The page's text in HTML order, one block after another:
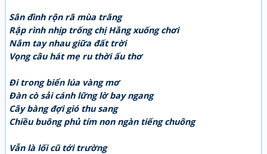
Sân đình rộn rã mùa trăng
Rập rình nhịp trống chị Hằng xuống chơi
Nắm tay nhau giữa đất trời
Vọng câu hát mẹ ru thời ấu thơ
Đi trong biển lúa vàng mơ
Đàn cò sải cánh lững lờ bay ngang
Cây bàng đợi gió thu sang
Chiều buông phủ tím non ngàn tiếng chuông
Vẫn là lối cũ tới trường